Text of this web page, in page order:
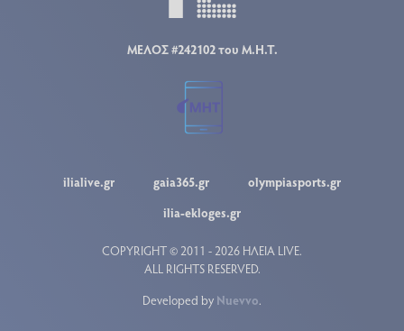
ΜΕΛΟΣ #242102 του Μ.Η.Τ.
ilialive.gr gaia365.gr
olympiasports.gr
ilia-ekloges.gr
COPYRIGHT © 2011 - 2026 ΗΛΕΙΑ LIVE.
ALL RIGHTS RESERVED.
Developed by Nuevvo.